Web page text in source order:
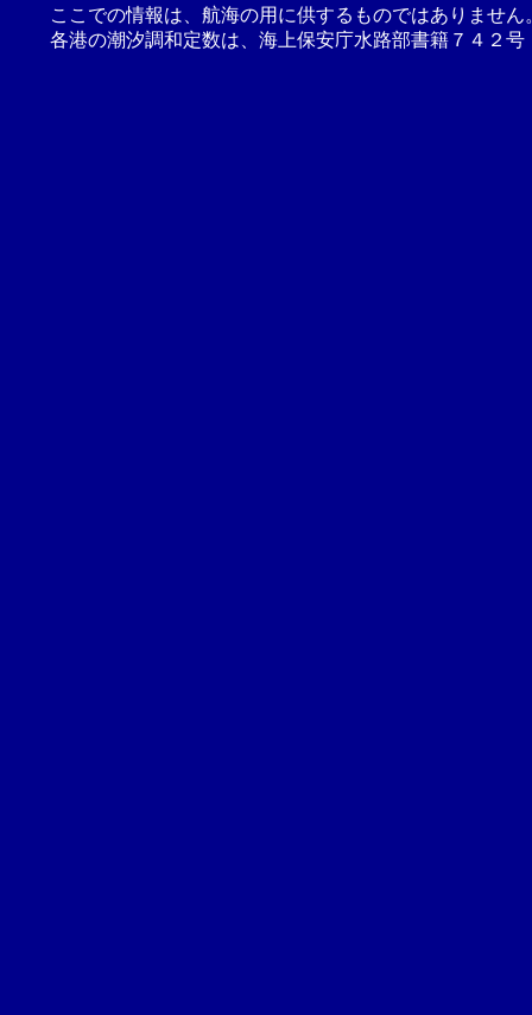
ここでの情報は、航海の用に供するものではありませ
各港の潮汐調和定数は、海上保安庁水路部書籍７４２